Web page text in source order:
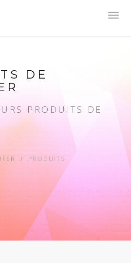
DE
PRODUITS DE
PRODUITS